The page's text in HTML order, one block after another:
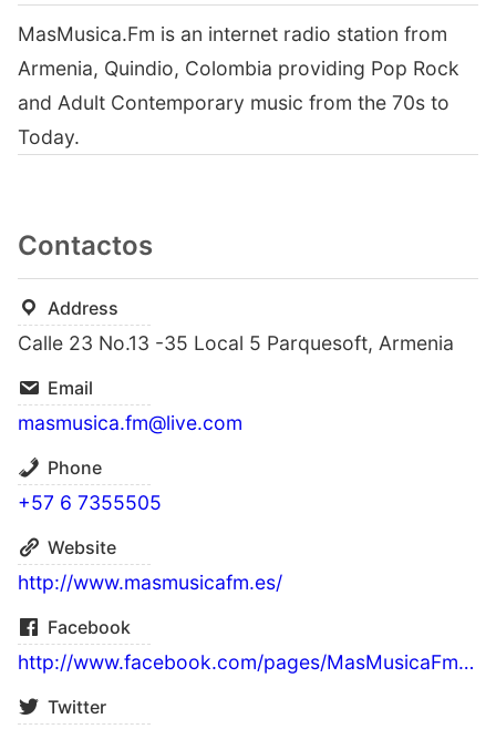
MasMusica.Fm is an internet radio station from
Armenia, Quindio, Colombia providing Pop Rock
and Adult Contemporary music from the 70s to
Today.
Contactos
Address
Calle 23 No.13 -35 Local 5 Parquesoft, Armenia
Email
masmusica.fm@live.com
Phone
+57 6 7355505
Website
http://www.masmusicafm.es/
Facebook
http://www.facebook.com/pages/MasMusicaFm/313271825148
Twitter